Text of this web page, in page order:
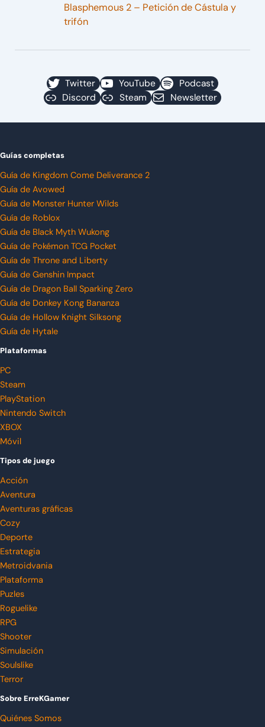
Blasphemous 2 – Petición de Cástula y
trifón
Twitter YouTube
Podcast
Discord
Steam Newsletter
Guías completas
Guía de Kingdom Come Deliverance 2
Guía de Avowed
Guía de Monster Hunter Wilds
Guía de Roblox
Guía de Black Myth Wukong
Guía de Pokémon TCG Pocket
Guía de Throne and Liberty
Guía de Genshin Impact
Guía de Dragon Ball Sparking Zero
Guía de Donkey Kong Bananza
Guía de Hollow Knight Silksong
Guía de Hytale
Plataformas
PC
Steam
PlayStation
Nintendo Switch
XBOX
Móvil
Tipos de juego
Acción
Aventura
Aventuras gráficas
Cozy
Deporte
Estrategia
Metroidvania
Plataforma
Puzles
Roguelike
RPG
Shooter
Simulación
Soulslike
Terror
Sobre ErreKGamer
Quiénes Somos